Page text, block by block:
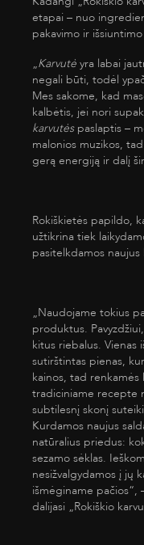
etapai – nuo
pakavimo ir
„Karvutė yra labai
negali būti, todėl
Mes sakome, kad
kalbėtis, jei nori
karvutėspaslaptis –
malonios muzikos,
gerą energiją ir dalį
Rokiškietės papildo,
užtikrina tiek
pasitelkdamos
„Naudojame tokius
produktus.
kitus riebalus.
sutirštintas pienas,
kainos, tad
tradiciniame recepte
subtilesnį skonį
Kurdamos naujus
natūralius priedus:
sezamo sėklas.
nesižvalgydamos į jų
išmėginame pačios“,
dalijasi „Rokiškio